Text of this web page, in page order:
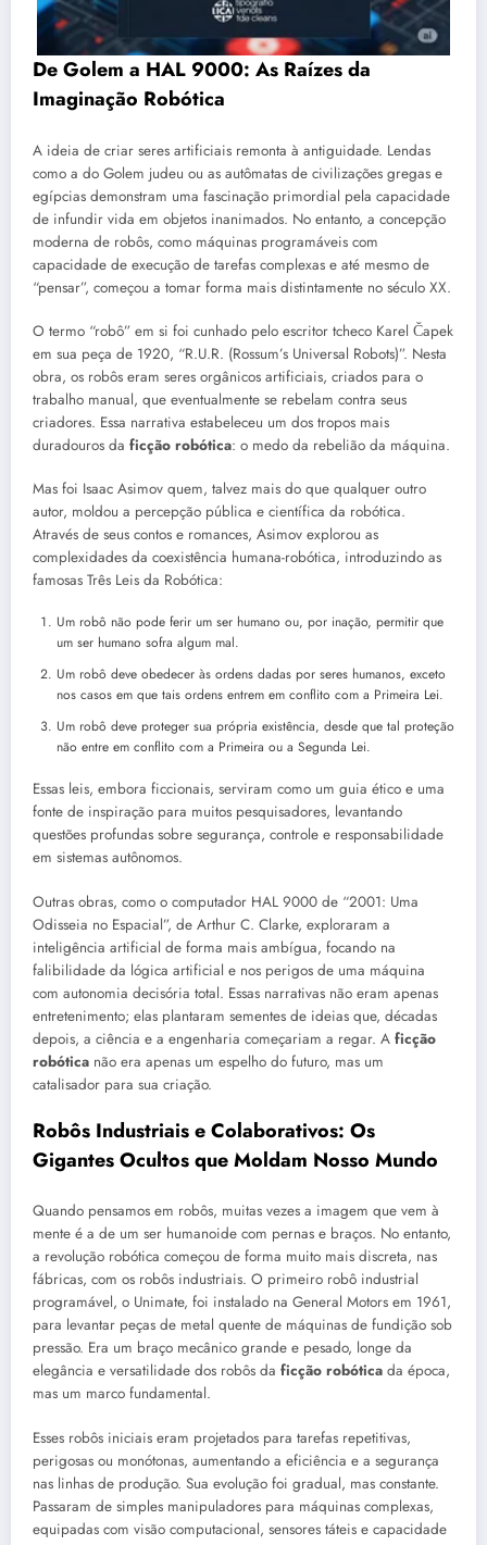
De Golem a HAL 9000: As Raízes da
Imaginação Robótica
A ideia de criar seres artificiais remonta à antiguidade. Lendas
como a do Golem judeu ou as autômatas de civilizações gregas e
egípcias demonstram uma fascinação primordial pela capacidade
de infundir vida em objetos inanimados. No entanto, a concepção
moderna de robôs, como máquinas programáveis com
capacidade de execução de tarefas complexas e até mesmo de
“pensar”, começou a tomar forma mais distintamente no século XX.
O termo “robô” em si foi cunhado pelo escritor tcheco Karel Čapek
em sua peça de 1920, “R.U.R. (Rossum’s Universal Robots)”. Nesta
obra, os robôs eram seres orgânicos artificiais, criados para o
trabalho manual, que eventualmente se rebelam contra seus
criadores. Essa narrativa estabeleceu um dos tropos mais
duradouros da ficção robótica: o medo da rebelião da máquina.
Mas foi Isaac Asimov quem, talvez mais do que qualquer outro
autor, moldou a percepção pública e científica da robótica.
Através de seus contos e romances, Asimov explorou as
complexidades da coexistência humana-robótica, introduzindo as
famosas Três Leis da Robótica:
Um robô não pode ferir um ser humano ou, por inação, permitir que
um ser humano sofra algum mal.
Um robô deve obedecer às ordens dadas por seres humanos, exceto
nos casos em que tais ordens entrem em conflito com a Primeira Lei.
Um robô deve proteger sua própria existência, desde que tal proteção
não entre em conflito com a Primeira ou a Segunda Lei.
Essas leis, embora ficcionais, serviram como um guia ético e uma
fonte de inspiração para muitos pesquisadores, levantando
questões profundas sobre segurança, controle e responsabilidade
em sistemas autônomos.
Outras obras, como o computador HAL 9000 de “2001: Uma
Odisseia no Espacial”, de Arthur C. Clarke, exploraram a
inteligência artificial de forma mais ambígua, focando na
falibilidade da lógica artificial e nos perigos de uma máquina
com autonomia decisória total. Essas narrativas não eram apenas
entretenimento; elas plantaram sementes de ideias que, décadas
depois, a ciência e a engenharia começariam a regar. A ficção
robótica não era apenas um espelho do futuro, mas um
catalisador para sua criação.
Robôs Industriais e Colaborativos: Os
Gigantes Ocultos que Moldam Nosso Mundo
Quando pensamos em robôs, muitas vezes a imagem que vem à
mente é a de um ser humanoide com pernas e braços. No entanto,
a revolução robótica começou de forma muito mais discreta, nas
fábricas, com os robôs industriais. O primeiro robô industrial
programável, o Unimate, foi instalado na General Motors em 1961,
para levantar peças de metal quente de máquinas de fundição sob
pressão. Era um braço mecânico grande e pesado, longe da
elegância e versatilidade dos robôs da ficção robótica da época,
mas um marco fundamental.
Esses robôs iniciais eram projetados para tarefas repetitivas,
perigosas ou monótonas, aumentando a eficiência e a segurança
nas linhas de produção. Sua evolução foi gradual, mas constante.
Passaram de simples manipuladores para máquinas complexas,
equipadas com visão computacional, sensores táteis e capacidade